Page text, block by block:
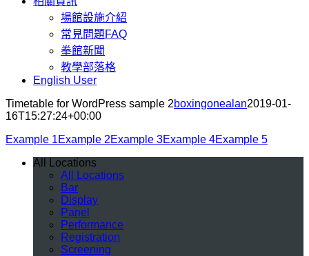
場館設施介紹
常見問題FAQ
拳館新聞
教學部落格
English User
Timetable for WordPress sample 2boxingonealan2019-01-
16T15:27:24+00:00
Example 1Example 2Example 3Example 4Example 5
All Locations
All Locations
Bar
Display
Panel
Performance
Registration
Screening